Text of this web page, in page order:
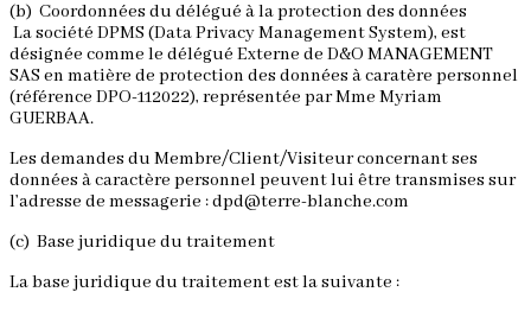
(b) Coordonnées du délégué à la protection des données
La société DPMS (Data Privacy Management System), est
désignée comme le délégué Externe de D&O MANAGEMENT
SAS en matière de protection des données à caratère personnel
(référence DPO-112022), représentée par Mme Myriam
GUERBAA.
Les demandes du Membre/Client/Visiteur concernant ses
données à caractère personnel peuvent lui être transmises sur
l’adresse de messagerie : dpd@terre-blanche.com
(c) Base juridique du traitement
La base juridique du traitement est la suivante :